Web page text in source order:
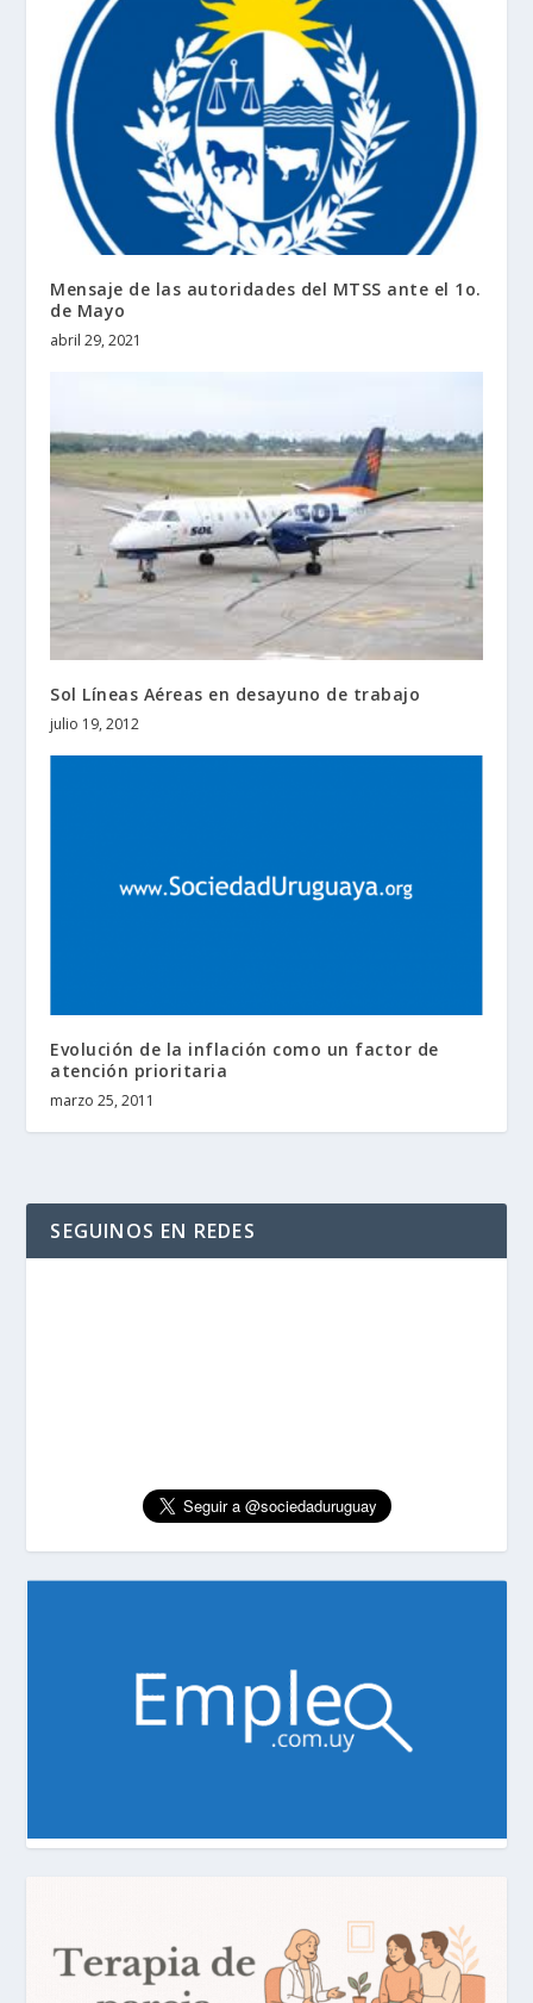
Mensaje de las autoridades del MTSS ante el 1o.
de Mayo
abril 29, 2021
Sol Líneas Aéreas en desayuno de trabajo
julio 19, 2012
Evolución de la inflación como un factor de
atención prioritaria
marzo 25, 2011
SEGUINOS EN REDES